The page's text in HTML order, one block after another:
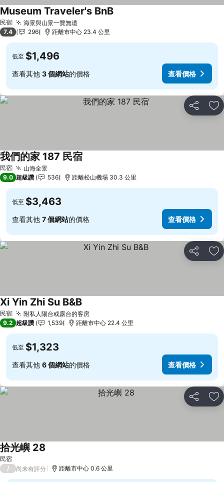
民宿 海景與山景一覽無遺
Museum Traveler's BnB查看價格
7.4 296 距離市中心 23.4 公里
低至 $1,496
查看其他 3 個網站的價格 查看價格
分享 加
民宿 山海全景查看價格
我們的家 187 民宿
9.0 超級讚 536 距離松山機場 30.3 公里
低至 $3,463
查看其他 7 個網站的價格 查看價格
分享 加
民宿 附私人陽台或露台的客房查看價格
Xi Yin Zhi Su B&B查看價格
9.2 超級讚 1,539 距離市中心 22.4 公里
低至 $1,323
查看其他 6 個網站的價格 查看價格
分享 加
民宿
拾光嶼 28
/ 尚未有評分 距離市中心 0.6 公里